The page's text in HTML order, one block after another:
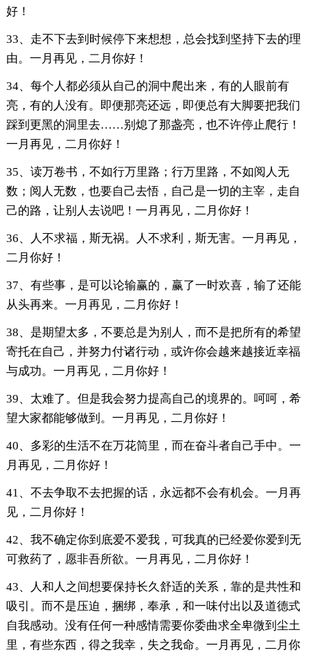
好！
33、走不下去到时候停下来想想，总会找到坚持下去的理
由。一月再见，二月你好！
34、每个人都必须从自己的洞中爬出来，有的人眼前有
亮，有的人没有。即便那亮还远，即便总有大脚要把我们
踩到更黑的洞里去……别熄了那盏亮，也不许停止爬行！
一月再见，二月你好！
35、读万卷书，不如行万里路；行万里路，不如阅人无
数；阅人无数，也要自己去悟，自己是一切的主宰，走自
己的路，让别人去说吧！一月再见，二月你好！
36、人不求福，斯无祸。人不求利，斯无害。一月再见，
二月你好！
37、有些事，是可以论输赢的，赢了一时欢喜，输了还能
从头再来。一月再见，二月你好！
38、是期望太多，不要总是为别人，而不是把所有的希望
寄托在自己，并努力付诸行动，或许你会越来越接近幸福
与成功。一月再见，二月你好！
39、太难了。但是我会努力提高自己的境界的。呵呵，希
望大家都能够做到。一月再见，二月你好！
40、多彩的生活不在万花筒里，而在奋斗者自己手中。一
月再见，二月你好！
41、不去争取不去把握的话，永远都不会有机会。一月再
见，二月你好！
42、我不确定你到底爱不爱我，可我真的已经爱你爱到无
可救药了，愿非吾所欲。一月再见，二月你好！
43、人和人之间想要保持长久舒适的关系，靠的是共性和
吸引。而不是压迫，捆绑，奉承，和一味付出以及道德式
自我感动。没有任何一种感情需要你委曲求全卑微到尘土
里，有些东西，得之我幸，失之我命。一月再见，二月你